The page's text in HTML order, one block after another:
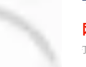
网易搜